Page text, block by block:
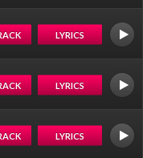
LYRICS
LYRICS
LYRICS